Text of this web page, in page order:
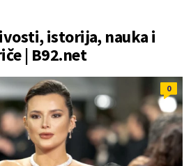
istorija, nauka i
| B92.net
0